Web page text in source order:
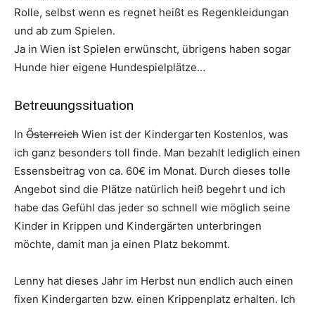
Rolle, selbst wenn es regnet heißt es Regenkleidungan
und ab zum Spielen.
Ja in Wien ist Spielen erwünscht, übrigens haben sogar
Hunde hier eigene Hundespielplätze…
Betreuungssituation
In Österreich Wien ist der Kindergarten Kostenlos, was
ich ganz besonders toll finde. Man bezahlt lediglich einen
Essensbeitrag von ca. 60€ im Monat. Durch dieses tolle
Angebot sind die Plätze natürlich heiß begehrt und ich
habe das Gefühl das jeder so schnell wie möglich seine
Kinder in Krippen und Kindergärten unterbringen
möchte, damit man ja einen Platz bekommt.
Lenny hat dieses Jahr im Herbst nun endlich auch einen
fixen Kindergarten bzw. einen Krippenplatz erhalten. Ich